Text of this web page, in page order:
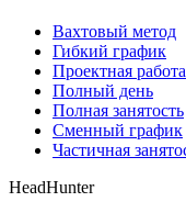
Вахтовый метод
Гибкий график
Проектная работа
Полный день
Полная занятость
Сменный график
Частичная
HeadHunter